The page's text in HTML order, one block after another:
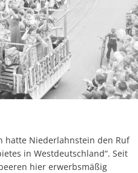
hatte Niederlahnstein den Ruf
in Westdeutschland“. Seit
hier erwerbsmäßig